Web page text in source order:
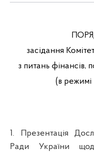
засідання
з питань фінансів,
(в режимі
1. Презентація
Ради України